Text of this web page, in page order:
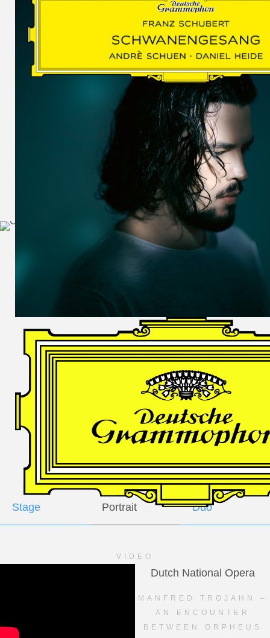
WOLF
MARTIN
SCHUMANN,
LIEDERKREIS
OP. 24
SECHS
MONOLOGE
AUS
JEDERMANN
GESÄNGE
Andrè Schuen,
Baritone
Daniel Heide,
Piano
GALLERY
Stage Portrait Duo
VIDEO
Dutch National Opera
MANFRED TROJAHN –
AN ENCOUNTER
BETWEEN ORPHEUS